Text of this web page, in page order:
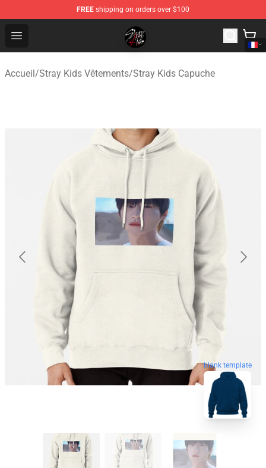
FREE shipping on orders over $100
Open menu
Stray Kids Shop - Official Stray Kids Merchandise Store
Accueil/Stray Kids Vêtements/Stray Kids Capuche
blank template